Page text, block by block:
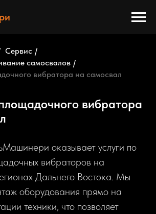
Сервис /
самосвалов /
вибратора на самосвал
вибратора
оказывает услуги по
вибраторов на
Дальнего Востока. Мы
оборудования прямо на
техники, что позволяет